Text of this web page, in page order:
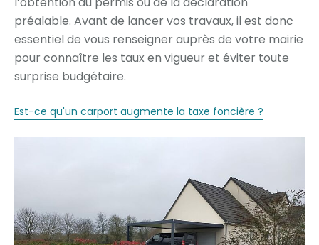
préalable. Avant de lancer vos travaux, il est donc
essentiel de vous renseigner auprès de votre mairie
pour connaître les taux en vigueur et éviter toute
surprise budgétaire.
Est-ce qu'un carport augmente la taxe foncière ?